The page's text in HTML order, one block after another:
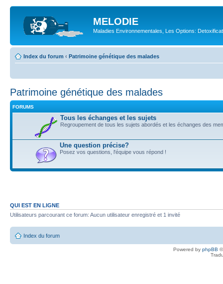
MELODIE
Maladies Environnementales, Les Options:
Index du forum ‹ Patrimoine génétique des malades
Patrimoine génétique des malades
FORUMS
Tous les échanges et les sujets
Regroupement de tous les sujets abordés et les échanges des
Une question précise?
Posez vos questions, l'équipe vous répond !
QUI EST EN LIGNE
Utilisateurs parcourant ce forum: Aucun utilisateur enregistré et 1 invité
Index du forum
Powered by phpBB